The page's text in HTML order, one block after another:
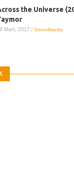
the Universe
Mart, 2017 / Soundtracks